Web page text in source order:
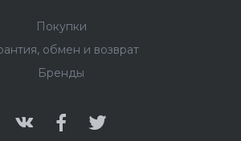
Покупки
обмен и возврат
Бренды